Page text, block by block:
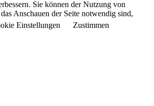
Sie können der Nutzung von
Anschauen der Seite notwendig sind,
Einstellungen Zustimmen